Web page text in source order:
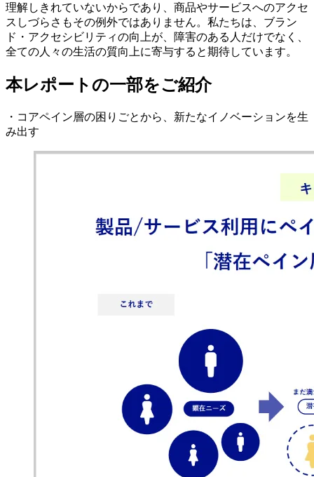
理解しきれていないからであり、商品やサービスへのアクセ
スしづらさもその例外ではありません。私たちは、ブラン
ド・アクセシビリティの向上が、障害のある人だけでなく、
全ての人々の生活の質向上に寄与すると期待しています。
本レポートの一部をご紹介
・コアペイン層の困りごとから、新たなイノベーションを生
み出す